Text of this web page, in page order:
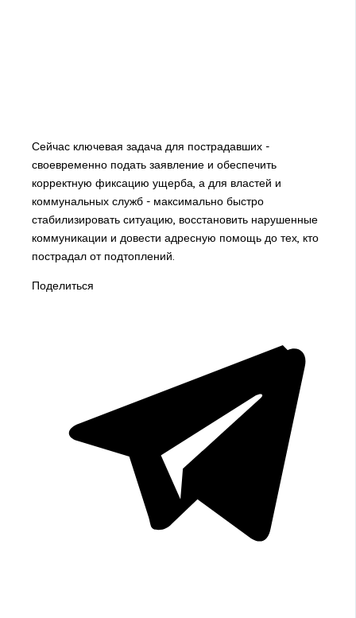
Сейчас ключевая задача для пострадавших -
своевременно подать заявление и обеспечить
корректную фиксацию ущерба, а для властей и
коммунальных служб - максимально быстро
стабилизировать ситуацию, восстановить нарушенные
коммуникации и довести адресную помощь до тех, кто
пострадал от подтоплений.
Поделиться